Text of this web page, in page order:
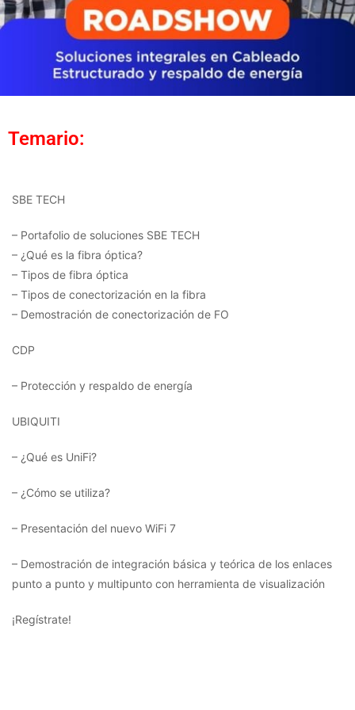
Temario:
SBE TECH
– Portafolio de soluciones SBE TECH
– ¿Qué es la fibra óptica?
– Tipos de fibra óptica
– Tipos de conectorización en la fibra
– Demostración de conectorización de FO
CDP
– Protección y respaldo de energía
UBIQUITI
– ¿Qué es UniFi?
– ¿Cómo se utiliza?
– Presentación del nuevo WiFi 7
– Demostración de integración básica y teórica de los enlaces
punto a punto y multipunto con herramienta de visualización
¡Regístrate!